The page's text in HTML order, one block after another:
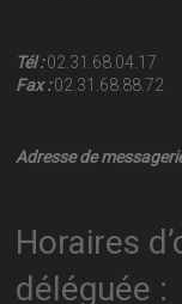
Tél :02.31.68.04.17
Fax :02.31.68.88.72
Adresse de
Horaires
déléguée :